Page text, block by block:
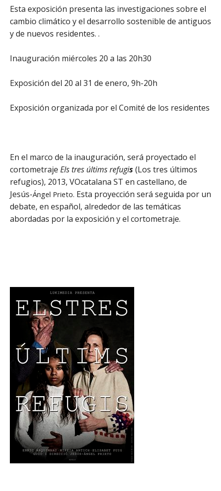
Esta exposición presenta las investigaciones sobre el
cambio climático y el desarrollo sostenible de antiguos
y de nuevos residentes. .
Inauguración miércoles 20 a las 20h30
Exposición del 20 al 31 de enero, 9h-20h
Exposición organizada por el Comité de los residentes
En el marco de la inauguración, será proyectado el
cortometraje Els tres últims refugis (Los tres últimos
refugios), 2013, VOcatalana ST en castellano, de
Jesús-Ángel Prieto. Esta proyección será seguida por un
debate, en español, alrededor de las temáticas
abordadas por la exposición y el cortometraje.